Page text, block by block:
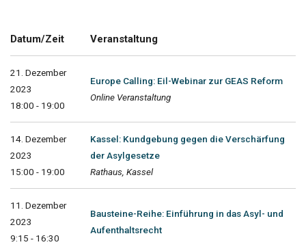
Datum/Zeit Veranstaltung
21. Dezember
2023
18:00 - 19:00
Europe Calling: Eil-Webinar zur GEAS Reform
Online Veranstaltung
14. Dezember
2023
15:00 - 19:00
Kassel: Kundgebung gegen die Verschärfung
der Asylgesetze
Rathaus, Kassel
11. Dezember
2023
9:15 - 16:30
Bausteine-Reihe: Einführung in das Asyl- und
Aufenthaltsrecht